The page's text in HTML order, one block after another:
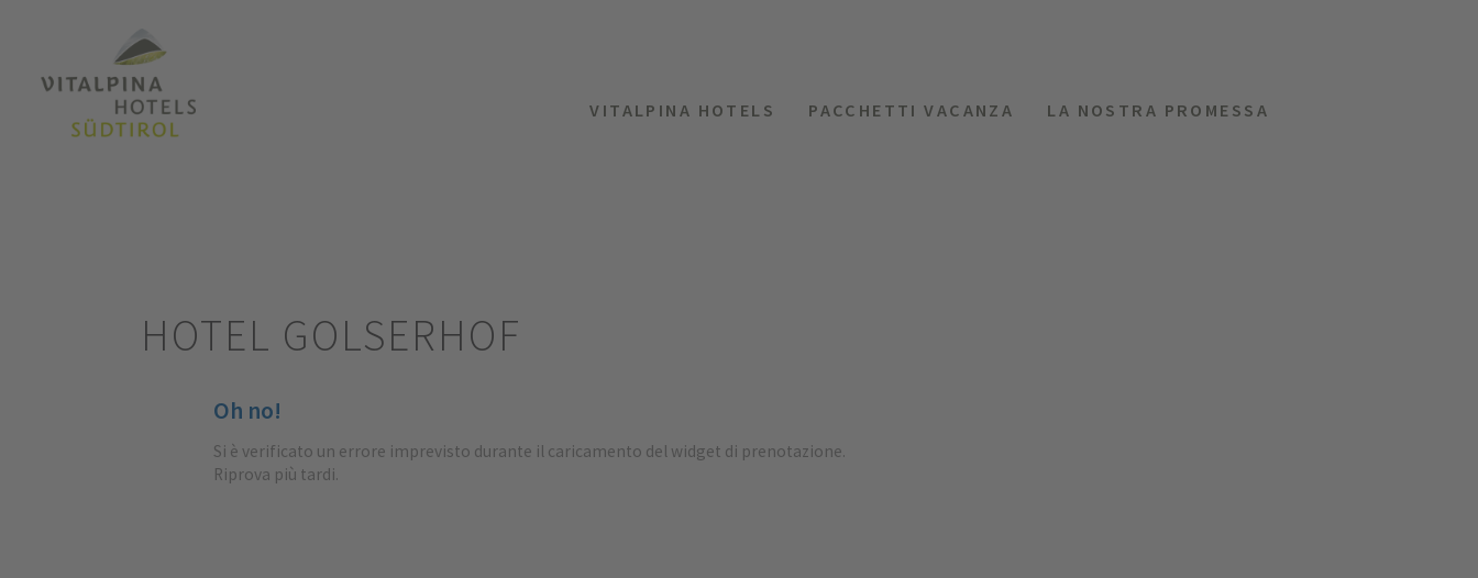
VITALPINA HOTELS PACCHETTI VACANZA LA NOSTRA PROMESSA
HOTEL GOLSERHOF
Oh no!
Si è verificato un errore imprevisto durante il caricamento del widget di prenotazione.
Riprova più tardi.